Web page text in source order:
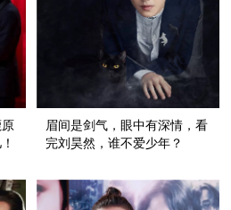
眉间是剑气，眼中有深情，看
完刘昊然，谁不爱少年？